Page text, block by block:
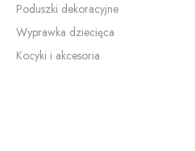
Poduszki dekoracyjne
Wyprawka dziecięca
Kocyki i akcesoria